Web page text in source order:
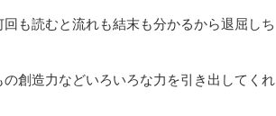
も読むと流れも結末も分かるから退屈しち
創造力などいろいろな力を引き出してくれ